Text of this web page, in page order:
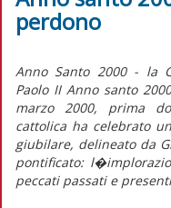
perdono
Anno Santo 2000 - la
Paolo II Anno santo
marzo 2000, prima
cattolica ha celebrato
giubilare, delineato da
pontificato:
peccati passati e